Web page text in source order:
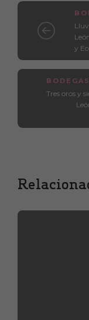
y
BODEGAS
Tres oros y